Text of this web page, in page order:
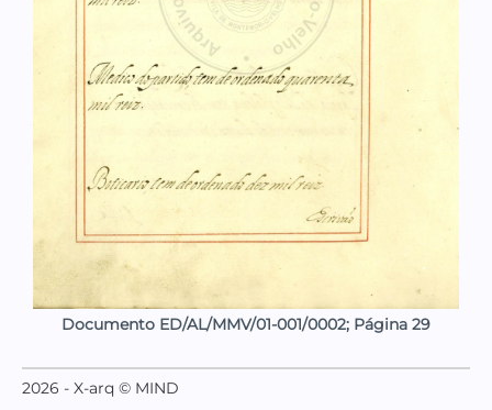
Documento ED/AL/MMV/01-001/0002; Página 29
2026 - X-arq © MIND